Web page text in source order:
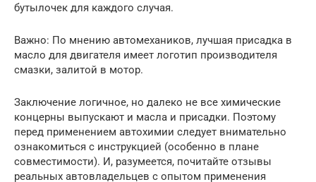
бутылочек для каждого случая.
Важно: По мнению автомехаников, лучшая присадка в
масло для двигателя имеет логотип производителя
смазки, залитой в мотор.
Заключение логичное, но далеко не все химические
концерны выпускают и масла и присадки. Поэтому
перед применением автохимии следует внимательно
ознакомиться с инструкцией (особенно в плане
совместимости). И, разумеется, почитайте отзывы
реальных автовладельцев с опытом применения